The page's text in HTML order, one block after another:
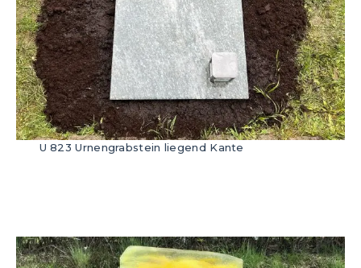
U 823 Urnengrabstein liegend Kante